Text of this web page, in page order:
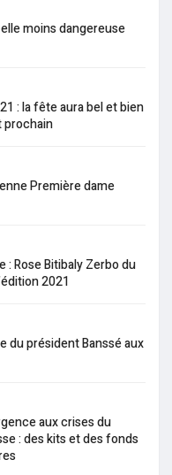
moins dangereuse
: la fête aura bel et bien
prochain
Première dame
Rose Bitibaly Zerbo du
2021
du président Banssé aux
aux crises du
: des kits et des fonds